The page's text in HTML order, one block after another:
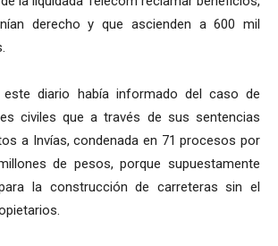
derecho y que ascienden a 600 mil
este diario había informado del caso de
civiles que a través de sus sentencias
a Invías, condenada en 71 procesos por
de pesos, porque supuestamente
la construcción de carreteras sin el